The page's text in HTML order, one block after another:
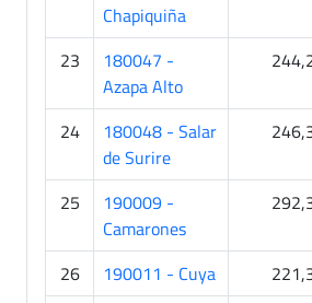
Chapiquiña
23
180047 -
Azapa Alto
24
180048 - Salar
de Surire
25
190009 -
Camarones
26 190011 - Cuya